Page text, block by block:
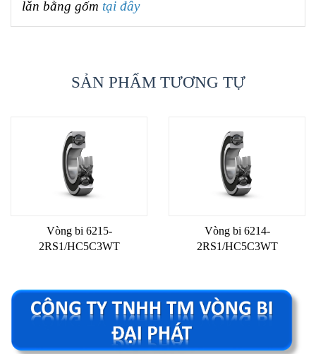
lăn bằng gốm tại đây
SẢN PHẨM TƯƠNG TỰ
Vòng bi 6215-
2RS1/HC5C3WT
Vòng bi 6214-
2RS1/HC5C3WT